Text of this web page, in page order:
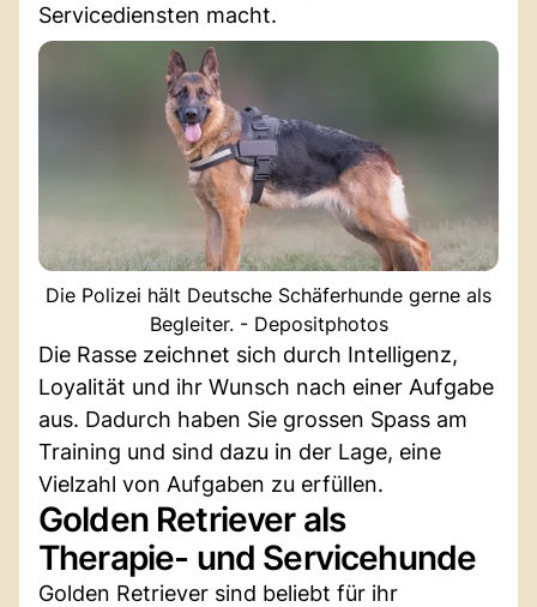
Servicediensten macht.
Die Polizei hält Deutsche Schäferhunde gerne als
Begleiter. - Depositphotos
Die Rasse zeichnet sich durch Intelligenz,
Loyalität und ihr Wunsch nach einer Aufgabe
aus. Dadurch haben Sie grossen Spass am
Training und sind dazu in der Lage, eine
Vielzahl von Aufgaben zu erfüllen.
Golden Retriever als
Therapie- und Servicehunde
Golden Retriever sind beliebt für ihr